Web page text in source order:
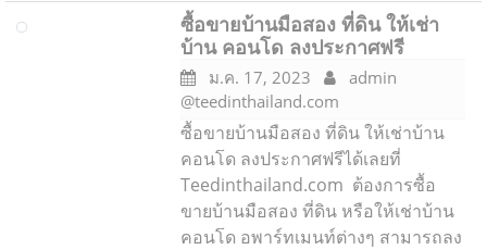
ซื้อขายบ้านมือสอง ที่ดิน ให้เช่า
บ้าน คอนโด ลงประกาศฟรี
ม.ค. 17, 2023
admin
@teedinthailand.com
ซื้อขายบ้านมือสอง ที่ดิน ให้เช่าบ้าน
คอนโด ลงประกาศฟรีได้เลยที่
Teedinthailand.com ต้องการซื้อ
ขายบ้านมือสอง ที่ดิน หรือให้เช่าบ้าน
คอนโด อพาร์ทเมนท์ต่างๆ สามารถลง